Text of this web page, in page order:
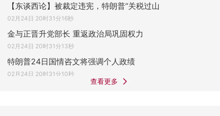
【东谈西论】被裁定违宪，特朗普“关税过山
02月24日 20时31分16秒
金与正晋升党部长 重返政治局巩固权力
02月24日 20时31分13秒
特朗普24日国情咨文将强调个人政绩
02月24日 20时31分10秒
查看更多